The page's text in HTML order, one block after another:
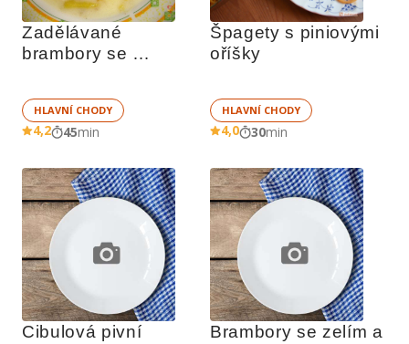
Zadělávané
brambory se
HLAVNÍ CHODY
4,2 45min
Špagety s piniovými
oříšky
HLAVNÍ CHODY
4,0 30min
Cibulová pivní
Brambory se zelím a